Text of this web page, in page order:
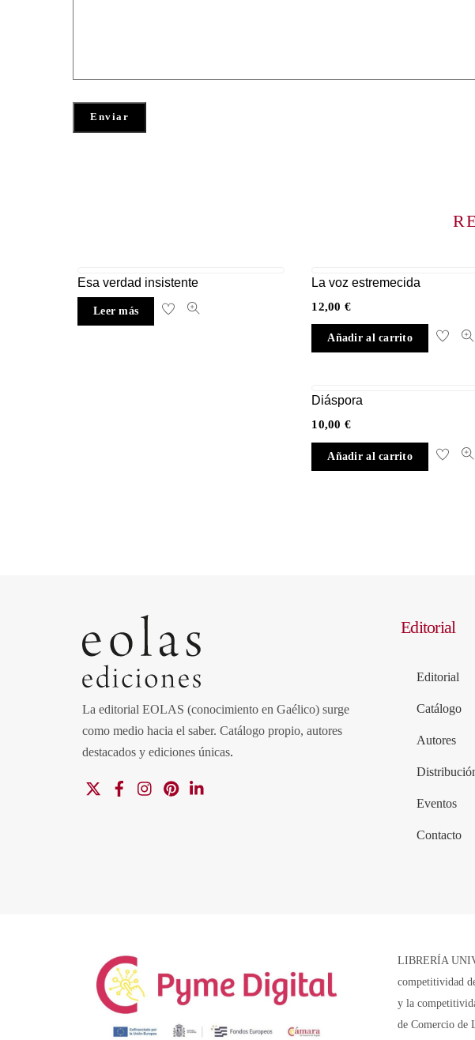
Esa verdad insistente
Leer más
La voz estremecida
12,00€
Añadir al carrito
Diáspora
10,00€
Añadir al carrito
La editorial EOLAS (conocimiento en Gaélico) surge
como medio hacia el saber. Catálogo propio, autores
destacados y ediciones únicas.
FacebookInstagramPinterest
Editorial
Editorial
Catálogo
Autores
Eventos
Contacto
LIBRERÍA
competitividad
y la
de Comercio